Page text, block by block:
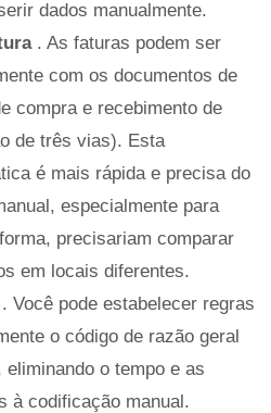
dados manualmente.
. As faturas podem ser
com os documentos de
compra e recebimento de
de três vias). Esta
é mais rápida e precisa do
especialmente para
precisariam comparar
em locais diferentes.
. Você pode estabelecer regras
o código de razão geral
o tempo e as
à codificação manual.